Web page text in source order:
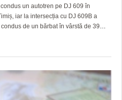
un autotren pe DJ 609 în
iar la intersecția cu DJ 609B a
de un bărbat în vârstă de 39…